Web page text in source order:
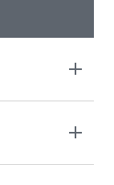
格